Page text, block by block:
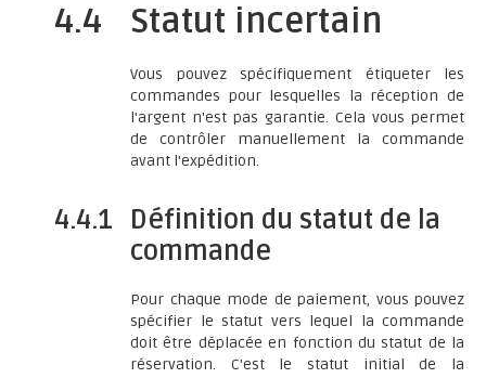
4.4 Statut incertain
Vous pouvez spécifiquement étiqueter les
commandes pour lesquelles la réception de
l'argent n'est pas garantie. Cela vous permet
de contrôler manuellement la commande
avant l'expédition.
4.4.1
Définition du statut de la
commande
Pour chaque mode de paiement, vous pouvez
spécifier le statut vers lequel la commande
doit être déplacée en fonction du statut de la
réservation. C'est le statut initial de la